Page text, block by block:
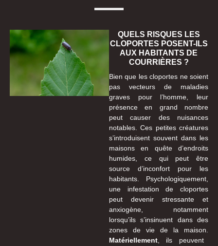
QUELS RISQUES LES
CLOPORTES POSENT-ILS
AUX HABITANTS DE
COURRIÈRES ?
Bien que les cloportes ne soient
pas vecteurs de maladies
graves pour l’homme, leur
présence en grand nombre
peut causer des nuisances
notables. Ces petites créatures
s’introduisent souvent dans les
maisons en quête d’endroits
humides, ce qui peut être
source d’inconfort pour les
habitants. Psychologiquement,
une infestation de cloportes
peut devenir stressante et
anxiogène, notamment
lorsqu’ils s’insinuent dans des
zones de vie de la maison.
Matériellement, ils peuvent